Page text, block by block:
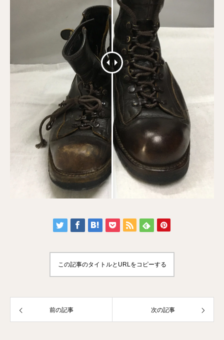
この記事のタイトルとURLをコピーする
前の記事 次の記事